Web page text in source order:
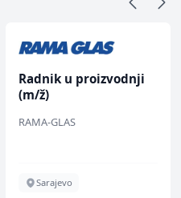
Radnik u proizvodnji
(m/ž)
RAMA-GLAS
Sarajevo